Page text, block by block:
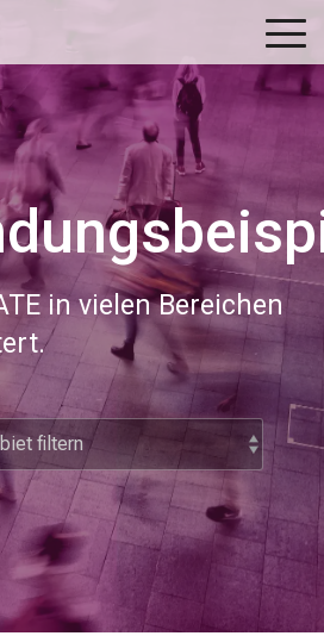
in vielen Bereichen